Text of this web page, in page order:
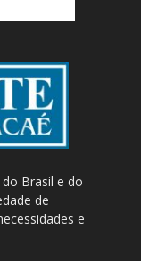
Brasil e do
de
e